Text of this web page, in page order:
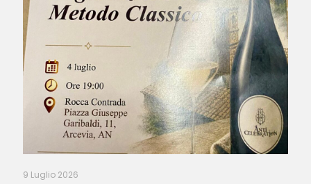
9 Luglio 2026